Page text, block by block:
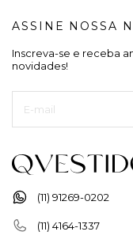
(11) 91269-0202
(11) 4164-1337
ASSINE NOSSA
Inscreva-se e receba
novidades!